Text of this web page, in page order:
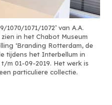
1070/1071/1072’ van A.A.
in het Chabot Museum
‘Branding Rotterdam, de
tijdens het Interbellum in
m 01-09-2019. Het werk is
particuliere collectie.